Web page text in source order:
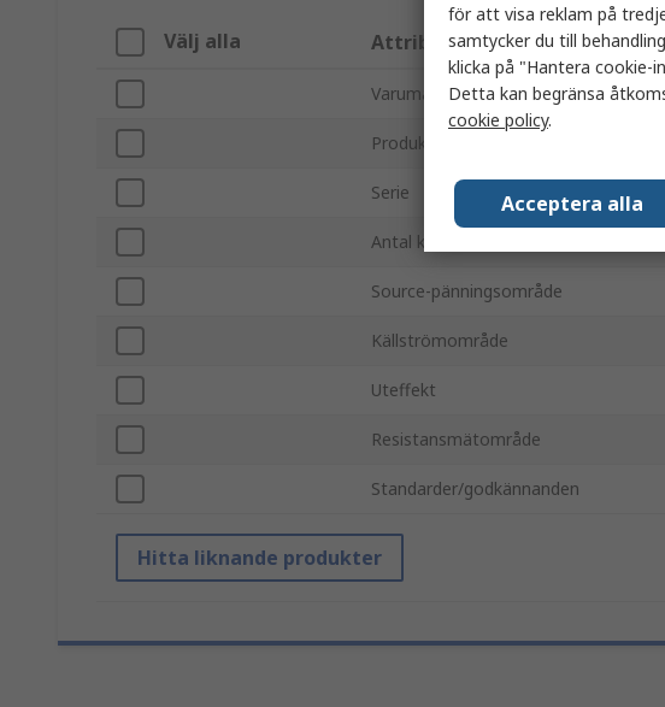
Välj alla Attribut
Varumärke
Produkttyp
Serie
Antal kanaler
Source-pänningsområde
Källströmområde
Uteffekt
Resistansmätområde
Standarder/godkännanden
Hitta liknande produkter
för att visa reklam på
samtycker du till
klicka på "Hantera cookie-
Detta kan begränsa
cookie policy.
Acceptera alla